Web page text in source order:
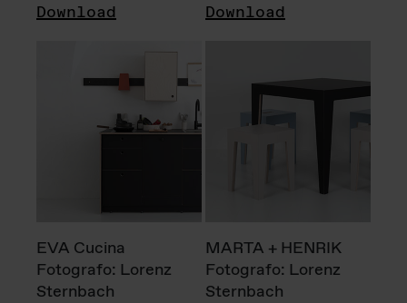
Download Download
EVA Cucina
Fotografo: Lorenz
Sternbach
MARTA + HENRIK
Fotografo: Lorenz
Sternbach